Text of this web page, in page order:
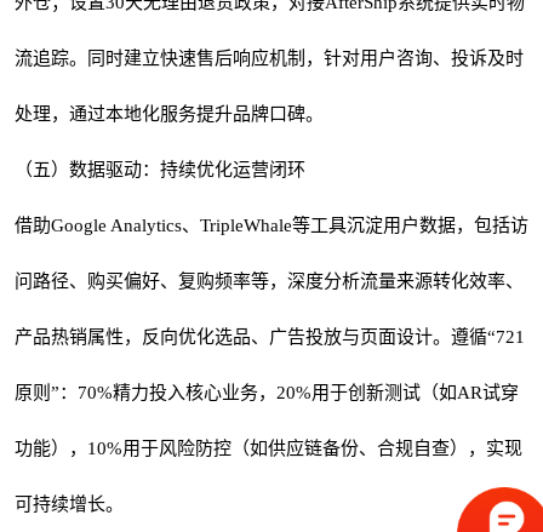
流追踪。同时建立快速售后响应机制，针对用户咨询、投诉及时
处理，通过本地化服务提升品牌口碑。
（五）数据驱动：持续优化运营闭环
借助Google Analytics、TripleWhale等工具沉淀用户数据，包括访
问路径、购买偏好、复购频率等，深度分析流量来源转化效率、
产品热销属性，反向优化选品、广告投放与页面设计。遵循“721
原则”：70%精力投入核心业务，20%用于创新测试（如AR试穿
功能），10%用于风险防控（如供应链备份、合规自查），实现
可持续增长。